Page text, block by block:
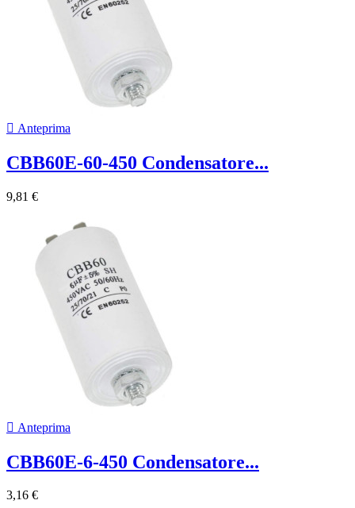
 Anteprima
CBB60E-60-450 Condensatore...
9,81 €
 Anteprima
CBB60E-6-450 Condensatore...
3,16 €